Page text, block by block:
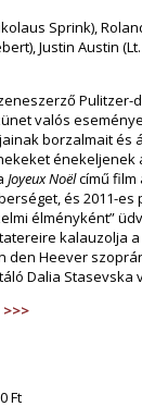
Sprink),
Justin Austin
Pulitzer-
valós
borzalmait és
énekeljenek
Joyeux Noëlcímű film
és 2011-es
élményként”
kalauzolja
den Heever
Dalia Stasevska
Ft